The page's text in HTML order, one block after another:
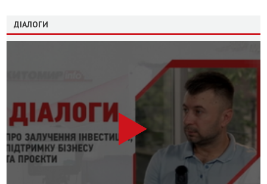
ДІАЛОГИ